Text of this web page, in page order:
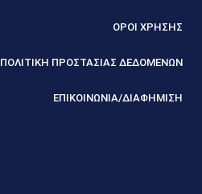
ΟΡΟΙ ΧΡΗΣΗΣ
ΠΟΛΙΤΙΚΗ ΠΡΟΣΤΑΣΙΑΣ ΔΕΔΟΜΕΝΩΝ
ΕΠΙΚΟΙΝΩΝΙΑ/ΔΙΑΦΗΜΙΣΗ